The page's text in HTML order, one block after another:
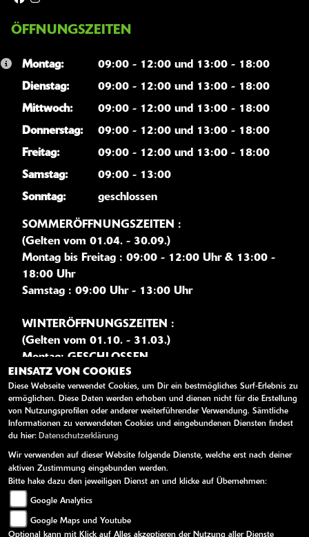
ÖFFNUNGSZEITEN
Montag:
09:00 - 12:00 und 13:00 - 18:00
Dienstag:
09:00 - 12:00 und 13:00 - 18:00
Mittwoch:
09:00 - 12:00 und 13:00 - 18:00
Donnerstag:
09:00 - 12:00 und 13:00 - 18:00
Freitag:
09:00 - 12:00 und 13:00 - 18:00
Samstag:
09:00 - 13:00
Sonntag:
geschlossen
SOMMERÖFFNUNGSZEITEN :
(Gelten vom 01.04. - 30.09.)
Montag bis Freitag : 09:00 - 12:00 Uhr & 13:00 -
18:00 Uhr
Samstag : 09:00 Uhr - 13:00 Uhr
WINTERÖFFNUNGSZEITEN :
(Gelten vom 01.10. - 31.03.)
Montag: GESCHLOSSEN
Dienstag bis Freitag : 09:00 - 12:00 Uhr & 13:00 -
18:00 Uhr
Samstag : 09:00 - 12:00 Uhr
WEITERE LINKS
Kawasaki News
Kawasaki Handbücher
Kawasaki Bekleidung
EINSATZ VON COOKIES
Diese Webseite verwendet Cookies, um Dir ein bestmögliches Surf-Erlebnis zu
ermöglichen. Diese Daten werden erhoben und dienen nicht für die Erstellung
von Nutzungsprofilen oder anderer weiterführender Verwendung. Sämtliche
Informationen zu verwendeten Cookies und eingebundenen Diensten findest
du hier: Datenschutzerklärung
Wir verwenden auf dieser Website folgende Dienste, welche erst nach deiner
aktiven Zustimmung eingebunden werden.
Bitte hake dazu den jeweiligen Dienst an und klicke auf Übernehmen:
Google Analytics
Google Maps und Youtube
Optional kann mit Klick auf Alles akzeptieren der Nutzung aller Dienste